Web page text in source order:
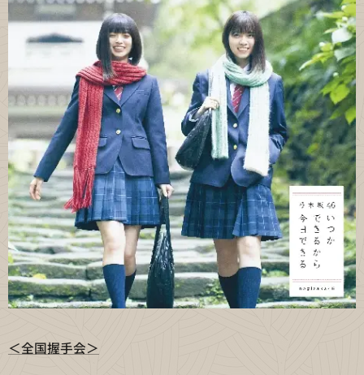
＜全国握手会＞